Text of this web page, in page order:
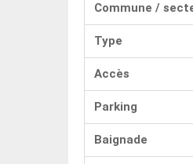
Commune /
Type
Accès
Parking
Baignade